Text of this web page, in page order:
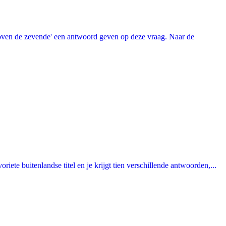
de zevende' een antwoord geven op deze vraag. Naar de
buitenlandse titel en je krijgt tien verschillende antwoorden,...